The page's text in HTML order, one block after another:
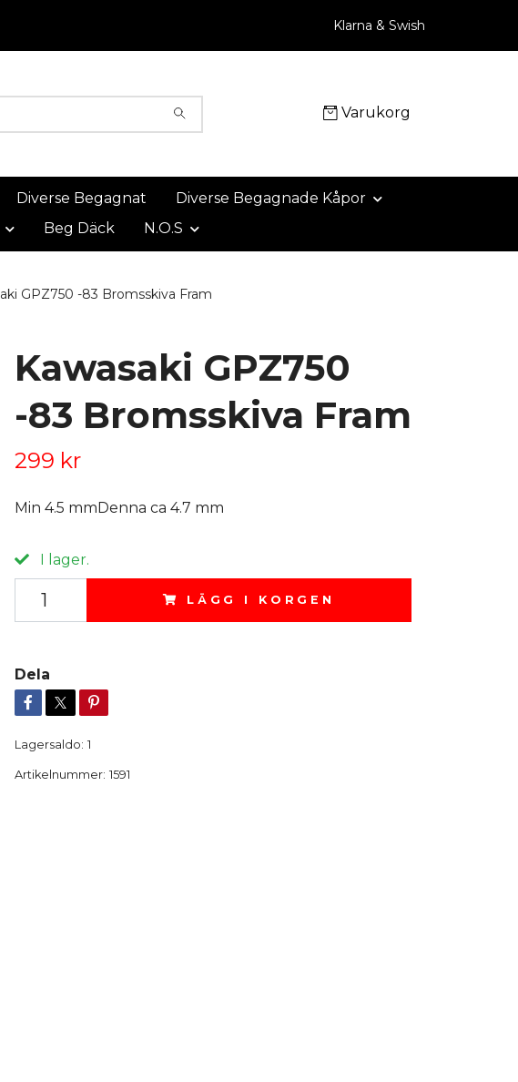
Klarna & Swish
Varukorg
Diverse Begagnat
Diverse Begagnade Kåpor
Beg Däck N.O.S
GPZ750 -83 Bromsskiva Fram
Kawasaki GPZ750
-83 Bromsskiva Fram
299 kr
Min 4.5 mmDenna ca 4.7 mm
I lager.
LÄGG I KORGEN
Dela
Lagersaldo: 1
Artikelnummer: 1591